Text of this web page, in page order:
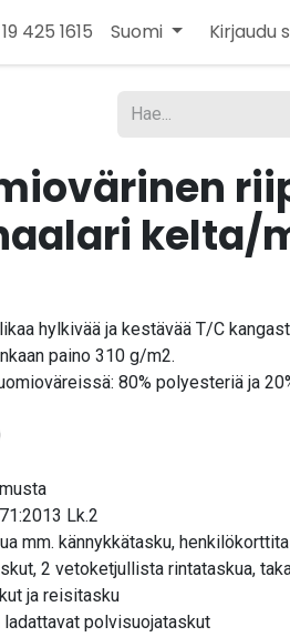
425 1615 Suomi Kirjaudu
kelta/
hylkivää ja kestävää T/C
paino 310 g/m2.
80% polyesteriä ja
Lk.2
mm. kännykkätasku,
2 vetoketjullista rintataskua,
ja reisitasku
ladattavat polvisuojataskut